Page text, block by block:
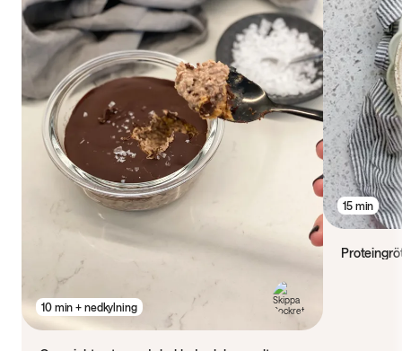
10 min + nedkylning
15 min